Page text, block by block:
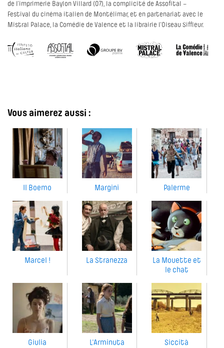
de l’imprimerie Baylon Villard (07), la complicité de Assofital –
Festival du cinéma italien de Montélimar, et en partenariat avec le
Mistral Palace, la Comédie de Valence et la librairie l’Oiseau Siffleur.
Vous aimerez aussi :
Il Boemo Margini Palerme
Marcel ! La Stranezza
La Mouette et
le chat
Giulia L'Arminuta Siccità